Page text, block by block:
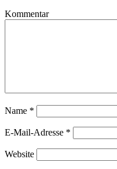
Kommentar
Name *
E-Mail-Adresse *
Website